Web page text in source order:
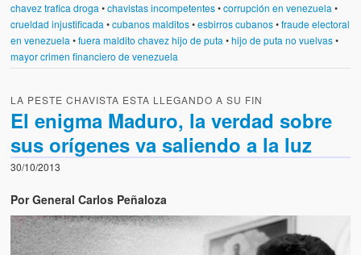
chavez trafica droga •chavistas incompetentes•corrupción en venezuela •
crueldad injustificada •cubanos malditos•esbirros cubanos•fraude electoral
en venezuela •fuera maldito chavez hijo de puta •hijo de puta no vuelvas•
mayor crimen financiero de venezuela
LA PESTE CHAVISTA ESTA LLEGANDO A SU FIN
El enigma Maduro, la verdad sobre
sus orígenes va saliendo a la luz
30/10/2013
Por General Carlos Peñaloza